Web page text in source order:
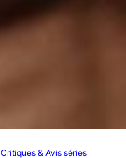
Critiques & Avis séries